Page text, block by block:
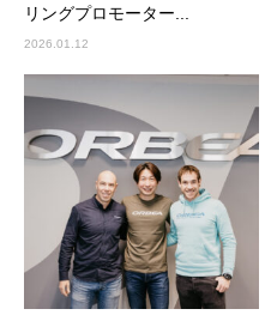
リングプロモーター...
2026.01.12